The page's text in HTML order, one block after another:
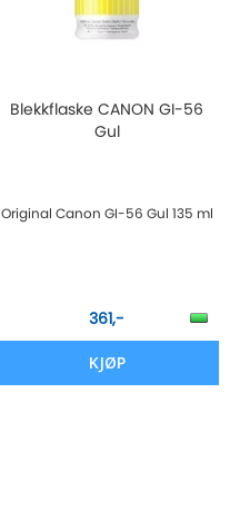
Blekkflaske CANON GI-56
Gul
Original Canon GI-56 Gul 135 ml
361,-
KJØP